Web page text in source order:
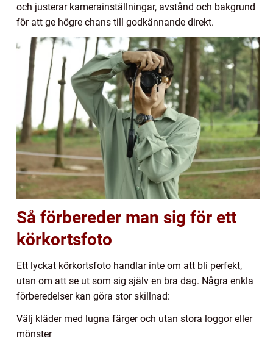
och justerar kamerainställningar, avstånd och bakgrund
för att ge högre chans till godkännande direkt.
Så förbereder man sig för ett
körkortsfoto
Ett lyckat körkortsfoto handlar inte om att bli perfekt,
utan om att se ut som sig själv en bra dag. Några enkla
förberedelser kan göra stor skillnad:
Välj kläder med lugna färger och utan stora loggor eller
mönster